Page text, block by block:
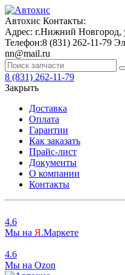
Автохис Контакты:
Адрес: г.Нижний Новгород,
Телефон:8 (831) 262-11-79
nn@mail.ru
8 (831) 262-11-79
Закрыть
Доставка
Оплата
Гарантии
Как заказать
Прайс-лист
Документы
О компании
Контакты
4.6
Мы на Я.Маркете
4.6
Мы на Ozon